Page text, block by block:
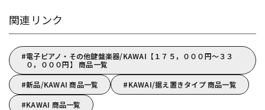
関連リンク
電子ピアノ・その他鍵盤楽器/KAWAI【１７５，０００円～３３
０，０００円】 商品一覧
新品/KAWAI 商品一覧
KAWAI/据え置きタイプ 商品一覧
KAWAI 商品一覧